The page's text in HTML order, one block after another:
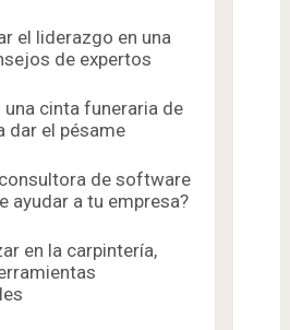
el liderazgo en una
de expertos
una cinta funeraria de
dar el pésame
de software
ayudar a tu empresa?
en la carpintería,